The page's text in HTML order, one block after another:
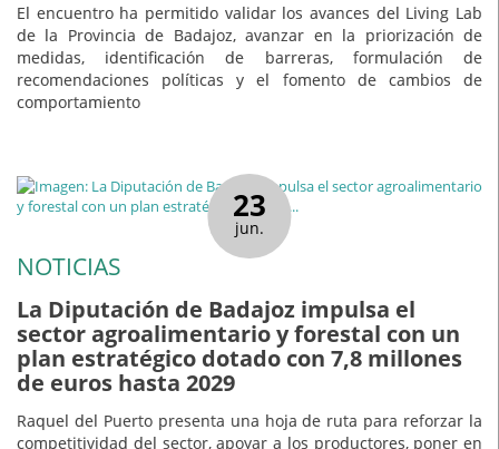
El encuentro ha permitido validar los avances del Living Lab
de la Provincia de Badajoz, avanzar en la priorización de
medidas, identificación de barreras, formulación de
recomendaciones políticas y el fomento de cambios de
comportamiento
23
jun.
NOTICIAS
La Diputación de Badajoz impulsa el
sector agroalimentario y forestal con un
plan estratégico dotado con 7,8 millones
de euros hasta 2029
Raquel del Puerto presenta una hoja de ruta para reforzar la
competitividad del sector, apoyar a los productores, poner en